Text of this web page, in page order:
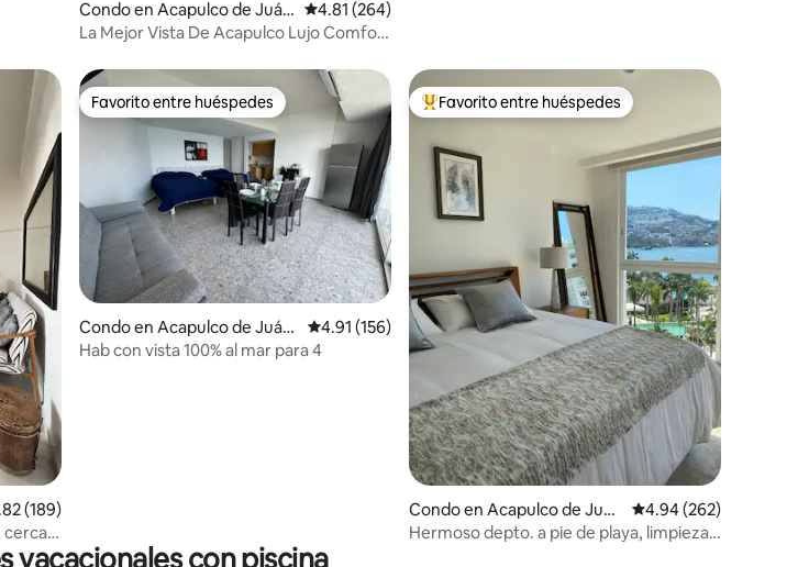
Condo en Acapulco de Juár
ez
Calificación promedio: 4.81 de 5, 264 reseñas
4.81 (264)
La Mejor Vista De Acapulco Lujo Comfort
promedio: 4.82 de 5, 189 reseñas
(189)
cerca
Favorito entre huéspedes
Favorito entre huéspedes
Condo en Acapulco de Juáre
z
Calificación promedio: 4.91 de 5, 156 reseñas
4.91 (156)
Hab con vista 100% al mar para 4
Favorito entre huéspedes preferido
Favorito entre huéspedes
Condo en Acapulco de Juár
ez
Calificación promedio:
4.94 (262)
Hermoso depto. a pie de playa, limpieza
vacacionales con piscina